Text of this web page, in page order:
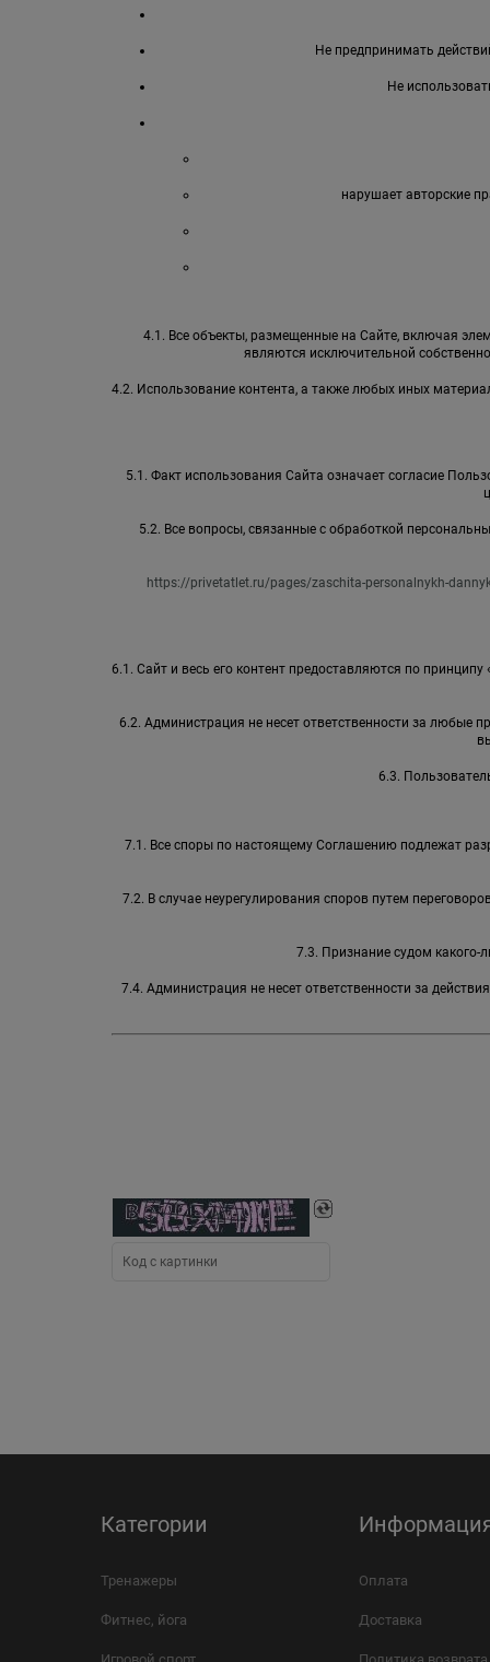
Не предпринимать
Не
нарушает авторские
4.1. Все объекты, размещенные на Сайте, включая
являются исключительной
4.2. Использование контента, а также любых иных
5.1. Факт использования Сайта означает согласие
5.2. Все вопросы, связанные с обработкой
https://privetatlet.ru/pages/zaschita-personalnykh-
6.1. Сайт и весь его контент предоставляются по
6.2. Администрация не несет ответственности за любые
6.3.
7.1. Все споры по настоящему Соглашению подлежат
7.2. В случае неурегулирования споров путем
7.3. Признание судом какого-
7.4. Администрация не несет ответственности за
Категории
Тренажеры
Фитнес, йога
Оплата
Доставка